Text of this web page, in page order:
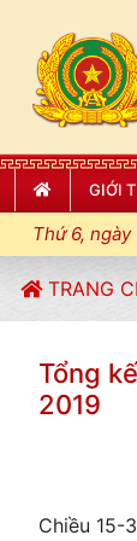
GIỚI
Thứ 6,
ĐIỀU
TRANG
Tổng
2019
Chiều 15-